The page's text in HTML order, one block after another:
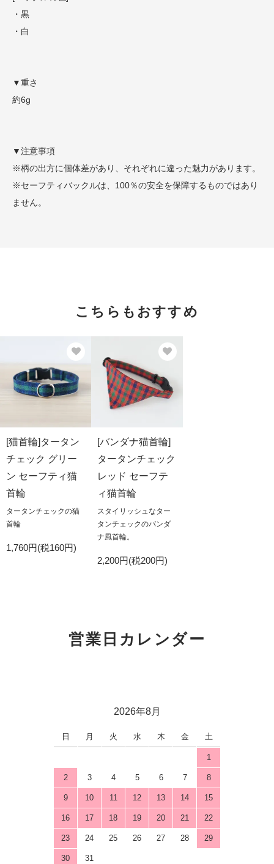
・黒
・白
▼重さ
約6g
▼注意事項
※柄の出方に個体差があり、それぞれに違った魅力があります。
※セーフティバックルは、100％の安全を保障するものではあり
ません。
こちらもおすすめ
[猫首輪]タータン
チェック グリー
ン セーフティ猫
首輪
タータンチェックの猫
首輪
1,760円(税160円)
[バンダナ猫首輪]
タータンチェック
レッド セーフテ
ィ猫首輪
スタイリッシュなター
タンチェックのバンダ
ナ風首輪。
2,200円(税200円)
営業日カレンダー
2026年8月
日 月 火 水 木 金 土
1
2 3 4 5 6 7 8
9 10 11 12 13 14 15
16 17 18 19 20 21 22
23 24 25 26 27 28 29
30 31